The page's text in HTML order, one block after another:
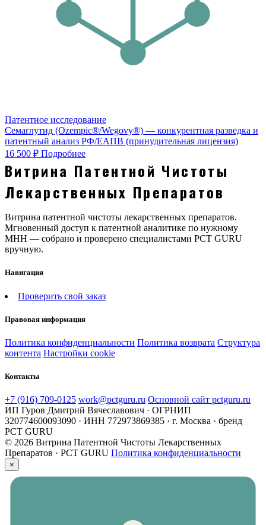
Патентное исследование
Семаглутид (Ozempic®/Wegovy®) — конкурентная разведка и
патентный анализ РФ/ЕАПВ (принудительная лицензия)
16 500 ₽ Подробнее
Витрина Патентной Чистоты
Лекарственных Препаратов
Витрина патентной чистоты лекарственных препаратов.
Мгновенный доступ к патентной аналитике по нужному
МНН — собрано и проверено специалистами PCT GURU
вручную.
Навигация
Проверить свой заказ
Правовая информация
Политика конфиденциальности Политика возврата Структура
контента Настройки cookie
Контакты
+7 (916) 709-0125 work@pctguru.ru Основной сайт pctguru.ru
ИП Гуров Дмитрий Вячеславович · ОГРНИП
320774600093090 · ИНН 772973869385 · г. Москва · бренд
PCT GURU
© 2026 Витрина Патентной Чистоты Лекарственных
Препаратов · PCT GURU Политика конфиденциальности
×